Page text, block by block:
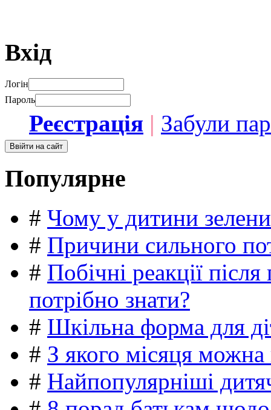
Вхід
Логін
Пароль
Реєстрація | Забули
Популярне
# Чому у дитини
# Причини сильного
# Побічні реакції
потрібно знати?
# Шкільна форма для
# З якого місяця можна
# Найпопулярніші